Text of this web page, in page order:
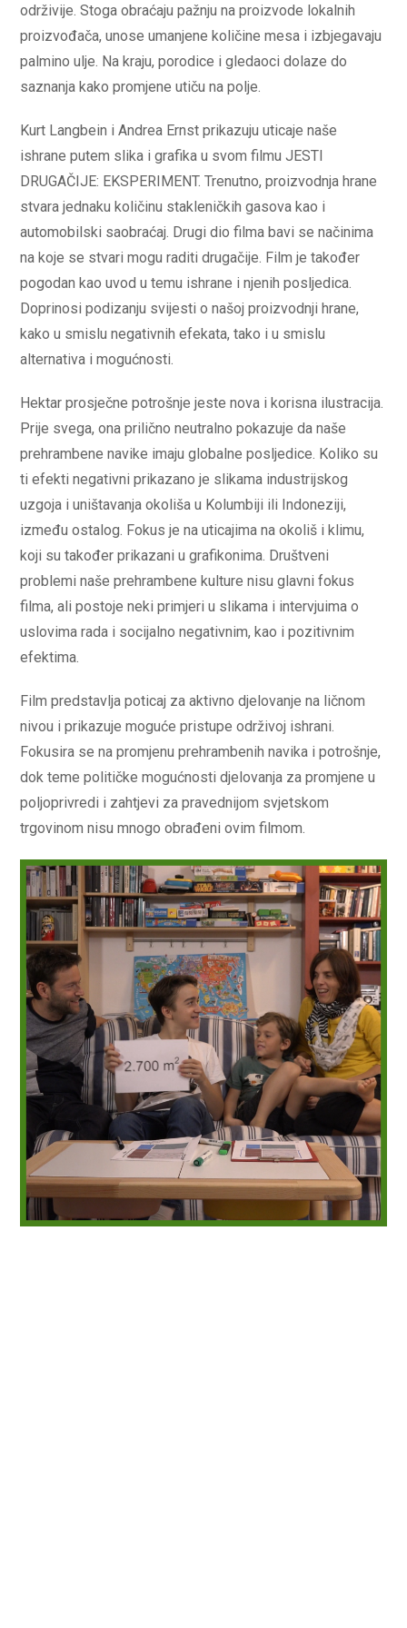
održivije. Stoga obraćaju pažnju na proizvode lokalnih
proizvođača, unose umanjene količine mesa i izbjegavaju
palmino ulje. Na kraju, porodice i gledaoci dolaze do
saznanja kako promjene utiču na polje.
Kurt Langbein i Andrea Ernst prikazuju uticaje naše
ishrane putem slika i grafika u svom filmu JESTI
DRUGAČIJE: EKSPERIMENT. Trenutno, proizvodnja hrane
stvara jednaku količinu stakleničkih gasova kao i
automobilski saobraćaj. Drugi dio filma bavi se načinima
na koje se stvari mogu raditi drugačije. Film je također
pogodan kao uvod u temu ishrane i njenih posljedica.
Doprinosi podizanju svijesti o našoj proizvodnji hrane,
kako u smislu negativnih efekata, tako i u smislu
alternativa i mogućnosti.
Hektar prosječne potrošnje jeste nova i korisna ilustracija.
Prije svega, ona prilično neutralno pokazuje da naše
prehrambene navike imaju globalne posljedice. Koliko su
ti efekti negativni prikazano je slikama industrijskog
uzgoja i uništavanja okoliša u Kolumbiji ili Indoneziji,
između ostalog. Fokus je na uticajima na okoliš i klimu,
koji su također prikazani u grafikonima. Društveni
problemi naše prehrambene kulture nisu glavni fokus
filma, ali postoje neki primjeri u slikama i intervjuima o
uslovima rada i socijalno negativnim, kao i pozitivnim
efektima.
Film predstavlja poticaj za aktivno djelovanje na ličnom
nivou i prikazuje moguće pristupe održivoj ishrani.
Fokusira se na promjenu prehrambenih navika i potrošnje,
dok teme političke mogućnosti djelovanja za promjene u
poljoprivredi i zahtjevi za pravednijom svjetskom
trgovinom nisu mnogo obrađeni ovim filmom.